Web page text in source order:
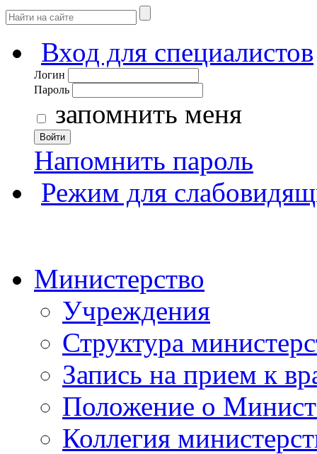
Вход для специалистов
Логин
Пароль
запомнить меня
Войти
Напомнить пароль
Режим для
Министерство
Учреждения
Структура
Запись на прием к
Положение о
Коллегия